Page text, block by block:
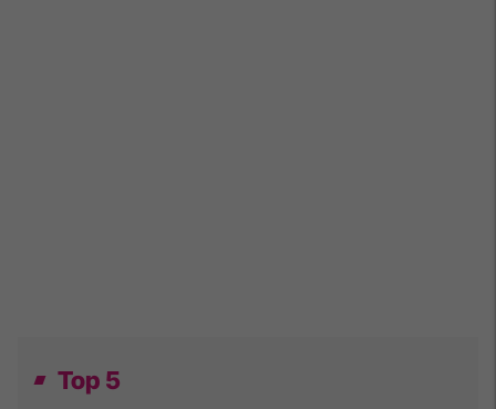
Top 5